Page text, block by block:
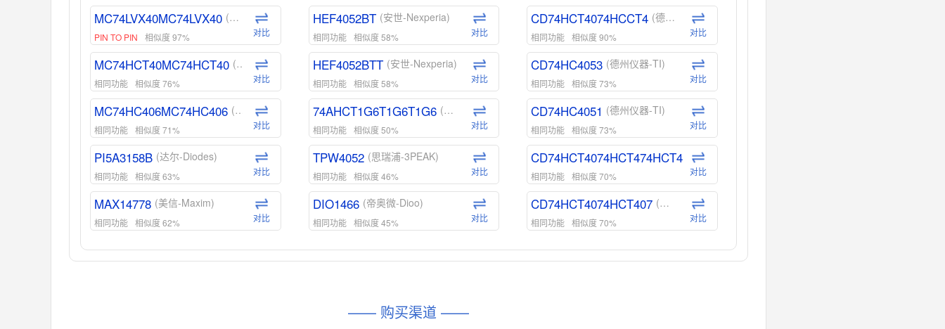
MC74LVX40MC74LVX40 (安森美-ON)
PIN TO PIN 相似度 97% 对比
MC74HCT40MC74HCT40 (安森美-ON)
相同功能 相似度 76% 对比
MC74HC406MC74HC406 (安森美-ON)
相同功能 相似度 71% 对比
PI5A3158B (达尔-Diodes)
相同功能 相似度 63% 对比
MAX14778 (美信-Maxim)
相同功能 相似度 62% 对比
ADG1439 (亚德诺-ADI)
对比
HEF4052BT (安世-Nexperia)
相同功能 相似度 58% 对比
HEF4052BTT (安世-Nexperia)
相同功能 相似度 58% 对比
74AHCT1G6T1G6T1G6 (安世-Nexperia)
相同功能 相似度 50% 对比
TPW4052 (思瑞浦-3PEAK)
相同功能 相似度 46% 对比
DIO1466 (帝奥微-Dioo)
相同功能 相似度 45% 对比
DIO1159 (帝奥微-Dioo)
对比
相似度 44%
CD74HCT4074HCCT4 (德州仪器-TI)
相同功能 相似度 90% 对比
CD74HC4053 (德州仪器-TI)
相同功能 相似度 73% 对比
CD74HC4051 (德州仪器-TI)
相同功能 相似度 73% 对比
CD74HCT4074HCT474HCT4 (德州仪器-TI)
相同功能 相似度 70% 对比
CD74HCT4074HCT407 (德州仪器-TI)
相同功能 相似度 70% 对比
CD74HCT4D74HDCT40 (德州仪器-TI)
对比
—— 购买渠道 ——